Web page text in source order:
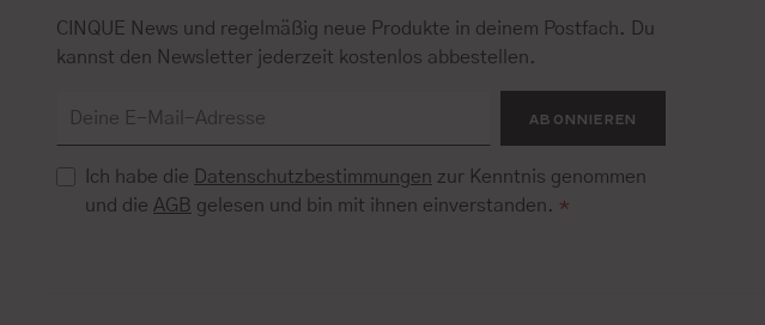
CINQUE News und regelmäßig neue Produkte in deinem Postfach. Du
kannst den Newsletter jederzeit kostenlos abbestellen.
ABONNIEREN
Ich habe die Datenschutzbestimmungen zur Kenntnis genommen
und dieAGB gelesen und bin mit ihnen einverstanden. *